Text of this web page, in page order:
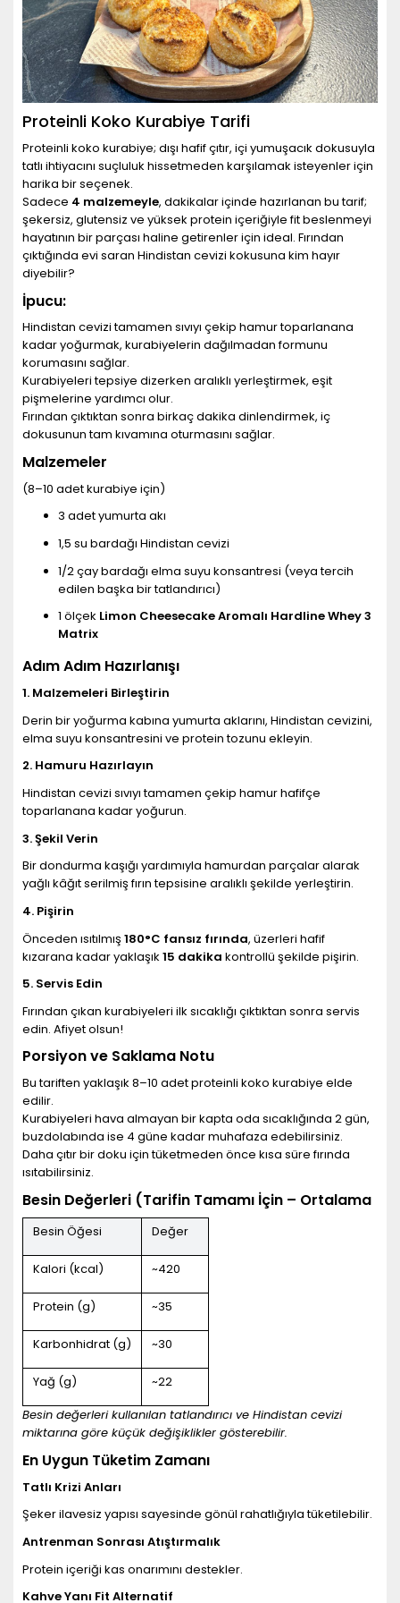
Proteinli Koko Kurabiye Tarifi
Proteinli koko kurabiye; dışı hafif çıtır, içi yumuşacık dokusuyla
tatlı ihtiyacını suçluluk hissetmeden karşılamak isteyenler için
harika bir seçenek.
Sadece 4 malzemeyle, dakikalar içinde hazırlanan bu tarif;
şekersiz, glutensiz ve yüksek protein içeriğiyle fit beslenmeyi
hayatının bir parçası haline getirenler için ideal. Fırından
çıktığında evi saran Hindistan cevizi kokusuna kim hayır
diyebilir?
İpucu:
Hindistan cevizi tamamen sıvıyı çekip hamur toparlanana
kadar yoğurmak, kurabiyelerin dağılmadan formunu
korumasını sağlar.
Kurabiyeleri tepsiye dizerken aralıklı yerleştirmek, eşit
pişmelerine yardımcı olur.
Fırından çıktıktan sonra birkaç dakika dinlendirmek, iç
dokusunun tam kıvamına oturmasını sağlar.
Malzemeler
(8–10 adet kurabiye için)
3 adet yumurta akı
1,5 su bardağı Hindistan cevizi
1/2 çay bardağı elma suyu konsantresi (veya tercih
edilen başka bir tatlandırıcı)
1 ölçek Limon Cheesecake Aromalı Hardline Whey 3
Matrix
Adım Adım Hazırlanışı
1. Malzemeleri Birleştirin
Derin bir yoğurma kabına yumurta aklarını, Hindistan cevizini,
elma suyu konsantresini ve protein tozunu ekleyin.
2. Hamuru Hazırlayın
Hindistan cevizi sıvıyı tamamen çekip hamur hafifçe
toparlanana kadar yoğurun.
3. Şekil Verin
Bir dondurma kaşığı yardımıyla hamurdan parçalar alarak
yağlı kâğıt serilmiş fırın tepsisine aralıklı şekilde yerleştirin.
4. Pişirin
Önceden ısıtılmış 180°C fansız fırında, üzerleri hafif
kızarana kadar yaklaşık 15 dakika kontrollü şekilde pişirin.
5. Servis Edin
Fırından çıkan kurabiyeleri ilk sıcaklığı çıktıktan sonra servis
edin. Afiyet olsun!
Porsiyon ve Saklama Notu
Bu tariften yaklaşık 8–10 adet proteinli koko kurabiye elde
edilir.
Kurabiyeleri hava almayan bir kapta oda sıcaklığında 2 gün,
buzdolabında ise 4 güne kadar muhafaza edebilirsiniz.
Daha çıtır bir doku için tüketmeden önce kısa süre fırında
ısıtabilirsiniz.
Besin Değerleri (Tarifin Tamamı İçin – Ortalama
Besin Öğesi Değer
Kalori (kcal) ~420
Protein (g) ~35
Karbonhidrat (g) ~30
Yağ (g)
~22
Besin değerleri kullanılan tatlandırıcı ve Hindistan cevizi
miktarına göre küçük değişiklikler gösterebilir.
En Uygun Tüketim Zamanı
Tatlı Krizi Anları
Şeker ilavesiz yapısı sayesinde gönül rahatlığıyla tüketilebilir.
Antrenman Sonrası Atıştırmalık
Protein içeriği kas onarımını destekler.
Kahve Yanı Fit Alternatif